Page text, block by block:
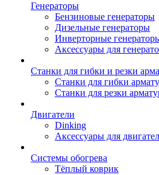
Генераторы
Бензиновые генераторы
Дизельные генераторы
Инверторные
Аксессуары для
Станки для гибки и резки
Станки для гибки
Станки для резки
Двигатели
Dinking
Аксессуары для
Системы обогрева
Тёплый коврик